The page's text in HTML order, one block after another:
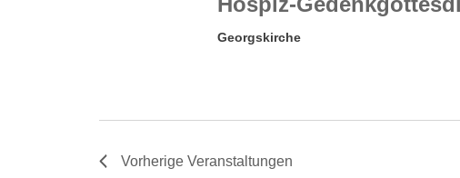
Georgskirche
Vorherige Veranstaltungen